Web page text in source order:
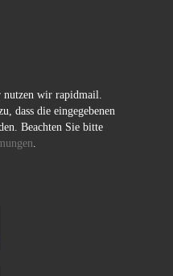
nutzen wir rapidmail.
dass die eingegebenen
Beachten Sie bitte